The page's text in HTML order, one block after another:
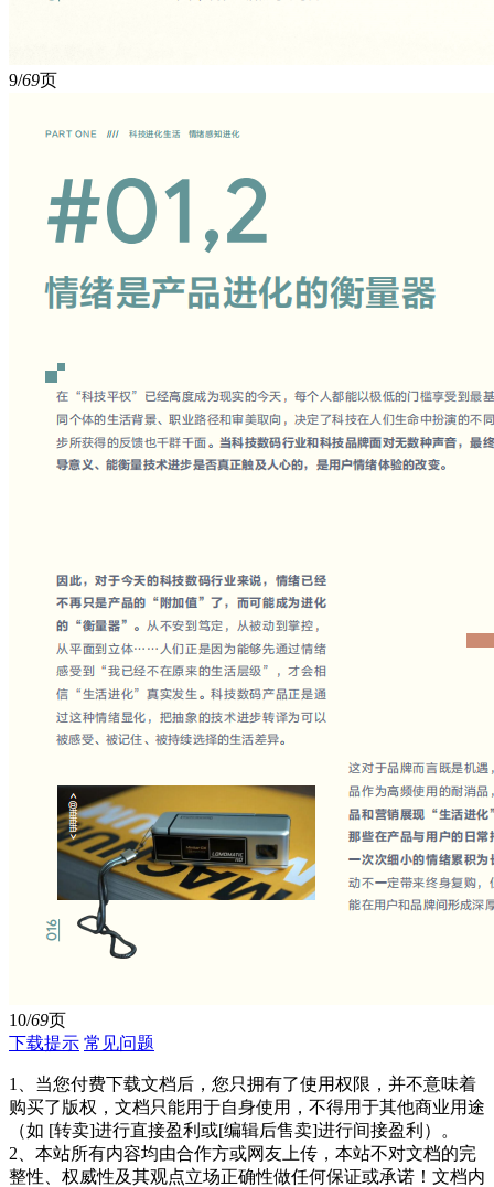
9/69页
10/69页
下载提示 常见问题
1、当您付费下载文档后，您只拥有了使用权限，并不意味着
购买了版权，文档只能用于自身使用，不得用于其他商业用途
（如 [转卖]进行直接盈利或[编辑后售卖]进行间接盈利）。
2、本站所有内容均由合作方或网友上传，本站不对文档的完
整性、权威性及其观点立场正确性做任何保证或承诺！文档内